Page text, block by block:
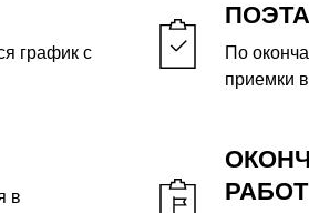
график с
По
приемки
в
РАБОТ